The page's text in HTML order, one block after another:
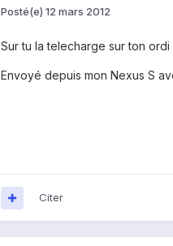
Posté(e) 12 mars 2012
Sur tu la telecharge sur ton
Envoyé depuis mon Nexus S
Citer